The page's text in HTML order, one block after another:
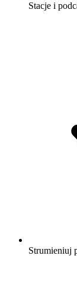
Stacje i
Strumieniuj